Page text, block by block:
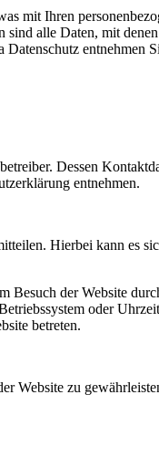
mit Ihren
sind alle Daten, mit
entnehmen
Dessen
entnehmen.
Hierbei kann es
der Website
oder
betreten.
Website zu